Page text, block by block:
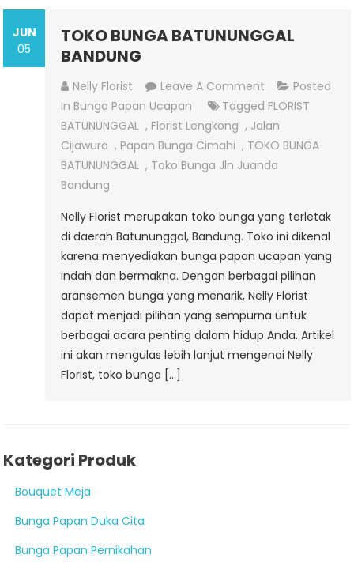
JUN
05
TOKO BUNGA BATUNUNGGAL
BANDUNG
Nelly Florist Leave A Comment On
TOKO
BUNGA
BATUNUNGGAL
BANDUNG
Posted
In Bunga Papan Ucapan Tagged FLORIST
BATUNUNGGAL , Florist Lengkong , Jalan
Cijawura , Papan Bunga Cimahi , TOKO BUNGA
BATUNUNGGAL , Toko Bunga Jln Juanda
Bandung
Nelly Florist merupakan toko bunga yang terletak
di daerah Batununggal, Bandung. Toko ini dikenal
karena menyediakan bunga papan ucapan yang
indah dan bermakna. Dengan berbagai pilihan
aransemen bunga yang menarik, Nelly Florist
dapat menjadi pilihan yang sempurna untuk
berbagai acara penting dalam hidup Anda. Artikel
ini akan mengulas lebih lanjut mengenai Nelly
Florist, toko bunga […]
Kategori Produk
Bouquet Meja
Bunga Papan Duka Cita
Bunga Papan Pernikahan